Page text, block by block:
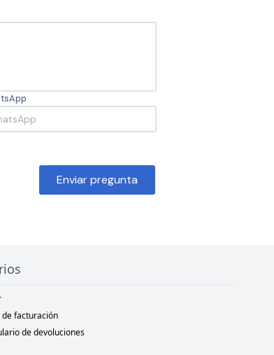
Enviar pregunta
de facturación
de devoluciones